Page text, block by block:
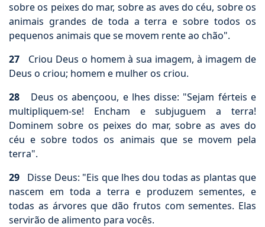
sobre os peixes do mar, sobre as aves do céu, sobre os
animais grandes de toda a terra e sobre todos os
pequenos animais que se movem rente ao chão".
27 Criou Deus o homem à sua imagem, à imagem de
Deus o criou; homem e mulher os criou.
28 Deus os abençoou, e lhes disse: "Sejam férteis e
multipliquem-se! Encham e subjuguem a terra!
Dominem sobre os peixes do mar, sobre as aves do
céu e sobre todos os animais que se movem pela
terra".
29 Disse Deus: "Eis que lhes dou todas as plantas que
nascem em toda a terra e produzem sementes, e
todas as árvores que dão frutos com sementes. Elas
servirão de alimento para vocês.